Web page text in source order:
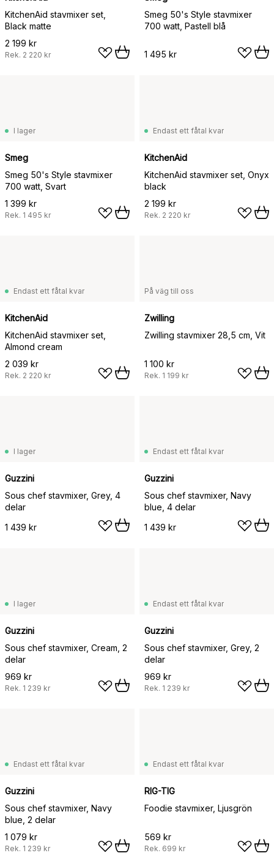
KitchenAid stavmixer set,
Black matte
2 199 kr
Rek. 2 220 kr
Smeg 50's Style stavmixer
700 watt, Pastell blå
1 495 kr
I lager
Smeg
Smeg 50's Style stavmixer
700 watt, Svart
1 399 kr
Rek. 1 495 kr
Endast ett fåtal kvar
KitchenAid
KitchenAid stavmixer set, Onyx
black
2 199 kr
Rek. 2 220 kr
Endast ett fåtal kvar
KitchenAid
KitchenAid stavmixer set,
Almond cream
2 039 kr
Rek. 2 220 kr
På väg till oss
Zwilling
Zwilling stavmixer 28,5 cm, Vit
1 100 kr
Rek. 1 199 kr
I lager
Guzzini
Sous chef stavmixer, Grey, 4
delar
1 439 kr
Endast ett fåtal kvar
Guzzini
Sous chef stavmixer, Navy
blue, 4 delar
1 439 kr
I lager
Guzzini
Sous chef stavmixer, Cream, 2
delar
969 kr
Rek. 1 239 kr
Endast ett fåtal kvar
Guzzini
Sous chef stavmixer, Grey, 2
delar
969 kr
Rek. 1 239 kr
Endast ett fåtal kvar
Guzzini
Sous chef stavmixer, Navy
blue, 2 delar
1 079 kr
Rek. 1 239 kr
Endast ett fåtal kvar
RIG-TIG
Foodie stavmixer, Ljusgrön
569 kr
Rek. 699 kr